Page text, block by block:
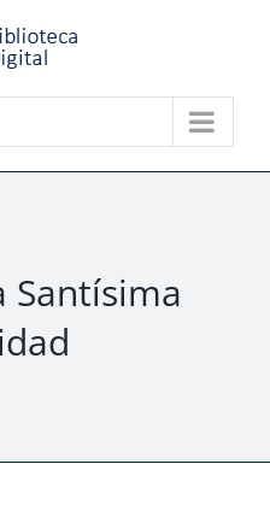
Santísima